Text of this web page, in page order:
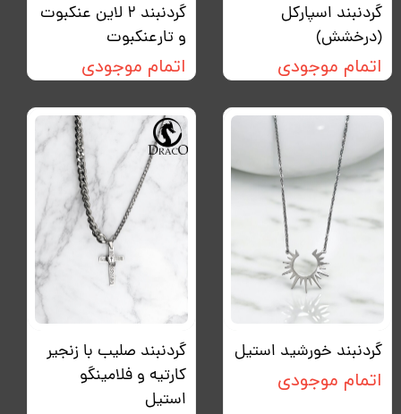
گردنبند اسپارکل
(درخشش)
اتمام موجودی
گردنبند ۲ لاین عنکبوت
و تارعنکبوت
اتمام موجودی
گردنبند خورشید استیل
اتمام موجودی
گردنبند صلیب با زنجیر
کارتیه و فلامینگو
استیل